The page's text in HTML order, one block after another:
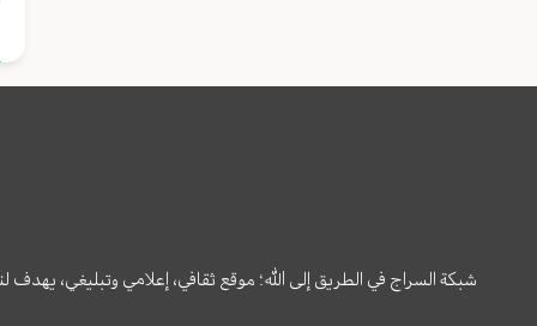
شبكة السراج في الطريق إلى الله؛ موقع ثقافي، إعلامي وتبليغي،